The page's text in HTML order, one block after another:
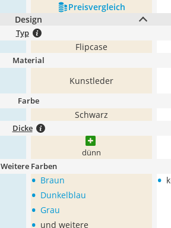
Preis­vergleich
Design
Typ
Flipcase
Material
Kunstleder
Farbe
Schwarz
Dicke
dünn
Weitere Farben
• Braun
• Dunkelblau
• Grau
und weitere
•